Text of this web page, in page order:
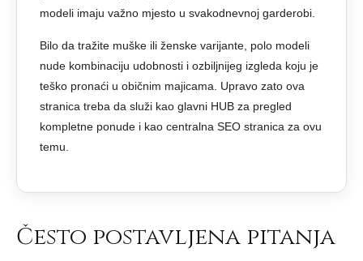
modeli imaju važno mjesto u svakodnevnoj garderobi.
Bilo da tražite muške ili ženske varijante, polo modeli
nude kombinaciju udobnosti i ozbiljnijeg izgleda koju je
teško pronaći u običnim majicama. Upravo zato ova
stranica treba da služi kao glavni HUB za pregled
kompletne ponude i kao centralna SEO stranica za ovu
temu.
Često postavljena pitanja